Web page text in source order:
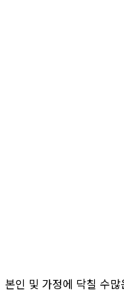
본인 및 가정에 닥칠 수